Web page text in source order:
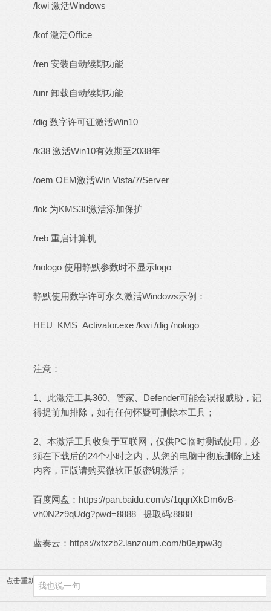
/kwi 激活Windows
/kof 激活Office
/ren 安装自动续期功能
/unr 卸载自动续期功能
/dig 数字许可证激活Win10
/k38 激活Win10有效期至2038年
/oem OEM激活Win Vista/7/Server
/lok 为KMS38激活添加保护
/reb 重启计算机
/nologo 使用静默参数时不显示logo
静默使用数字许可永久激活Windows示例：
HEU_KMS_Activator.exe /kwi /dig /nologo
注意：
1、此激活工具360、管家、Defender可能会误报威胁，记
得提前加排除，如有任何怀疑可删除本工具；
2、本激活工具收集于互联网，仅供PC临时测试使用，必
须在下载后的24个小时之内，从您的电脑中彻底删除上述
内容，正版请购买微软正版密钥激活；
百度网盘： https://pan.baidu.com/s/1qqnXkDm6vB-
vh0N2z9qUdg?pwd=8888 提取码:8888
蓝奏云： https://xtxzb2.lanzoum.com/b0ejrpw3g
点击重新加载